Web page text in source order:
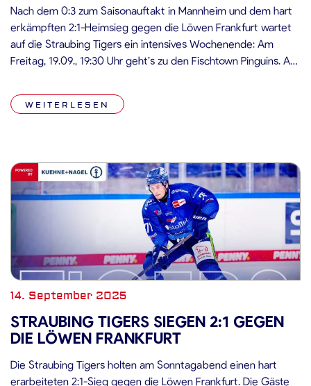
Nach dem 0:3 zum Saisonauftakt in Mannheim und dem hart
erkämpften 2:1-Heimsieg gegen die Löwen Frankfurt wartet
auf die Straubing Tigers ein intensives Wochenende: Am
Freitag, 19.09., 19:30 Uhr geht’s zu den Fischtown Pinguins. Am
Pulverturm gegen den EHC Red Bull München. Pinguins
Bremerhaven vs. Straubing […]
WEITERLESEN
14. September 2025
STRAUBING TIGERS SIEGEN 2:1 GEGEN
DIE LÖWEN FRANKFURT
Die Straubing Tigers holten am Sonntagabend einen hart
erarbeiteten 2:1-Sieg gegen die Löwen Frankfurt. Die Gäste